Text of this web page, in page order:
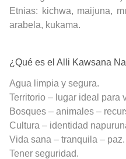
Etnias: kichwa, maijuna,
arabela, kukama.
¿Qué es el Alli Kawsana
Agua limpia y segura.
Territorio – lugar ideal para
Bosques – animales –
Cultura – identidad
Vida sana – tranquila – paz.
Tener seguridad.